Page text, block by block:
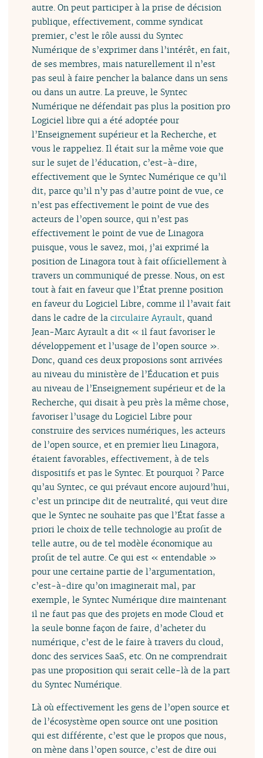
autre. On peut participer à la prise de décision
publique, effectivement, comme syndicat
premier, c’est le rôle aussi du Syntec
Numérique de s’exprimer dans l’intérêt, en fait,
de ses membres, mais naturellement il n’est
pas seul à faire pencher la balance dans un sens
ou dans un autre. La preuve, le Syntec
Numérique ne défendait pas plus la position pro
Logiciel libre qui a été adoptée pour
l’Enseignement supérieur et la Recherche, et
vous le rappeliez. Il était sur la même voie que
sur le sujet de l’éducation, c’est-à-dire,
effectivement que le Syntec Numérique ce qu’il
dit, parce qu’il n’y pas d’autre point de vue, ce
n’est pas effectivement le point de vue des
acteurs de l’open source, qui n’est pas
effectivement le point de vue de Linagora
puisque, vous le savez, moi, j’ai exprimé la
position de Linagora tout à fait officiellement à
travers un communiqué de presse. Nous, on est
tout à fait en faveur que l’État prenne position
en faveur du Logiciel Libre, comme il l’avait fait
dans le cadre de lacirculaire Ayrault, quand
Jean-Marc Ayrault a dit « il faut favoriser le
développement et l’usage de l’open source ».
Donc, quand ces deux proposions sont arrivées
au niveau du ministère de l’Éducation et puis
au niveau de l’Enseignement supérieur et de la
Recherche, qui disait à peu près la même chose,
favoriser l’usage du Logiciel Libre pour
construire des services numériques, les acteurs
de l’open source, et en premier lieu Linagora,
étaient favorables, effectivement, à de tels
dispositifs et pas le Syntec. Et pourquoi ? Parce
qu’au Syntec, ce qui prévaut encore aujourd’hui,
c’est un principe dit de neutralité, qui veut dire
que le Syntec ne souhaite pas que l’État fasse a
priori le choix de telle technologie au profit de
telle autre, ou de tel modèle économique au
profit de tel autre. Ce qui est « entendable »
pour une certaine partie de l’argumentation,
c’est-à-dire qu’on imaginerait mal, par
exemple, le Syntec Numérique dire maintenant
il ne faut pas que des projets en mode Cloud et
la seule bonne façon de faire, d’acheter du
numérique, c’est de le faire à travers du cloud,
donc des services SaaS, etc. On ne comprendrait
pas une proposition qui serait celle-là de la part
du Syntec Numérique.
Là où effectivement les gens de l’open source et
de l’écosystème open source ont une position
qui est différente, c’est que le propos que nous,
on mène dans l’open source, c’est de dire oui